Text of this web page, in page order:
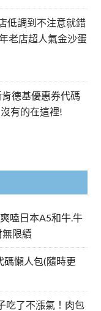
低調到不注意就錯
老店超人氣金沙蛋
德基優惠券代碼
有的在這裡!
嗑日本A5和牛.牛
限續
碼懶人包(隨時更
吃了不漲氣！肉包